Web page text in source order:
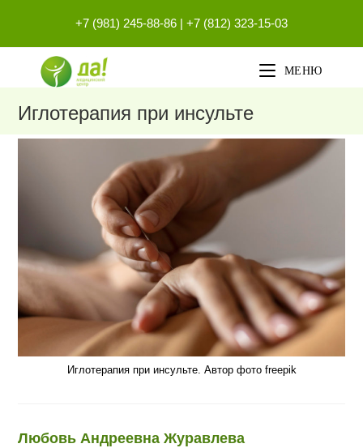
содержимому
+7 (981) 245-88-86 | +7 (812) 323-15-03
МЕНЮ
Иглотерапия при инсульте
Иглотерапия при инсульте. Автор фото freepik
Любовь Андреевна Журавлева